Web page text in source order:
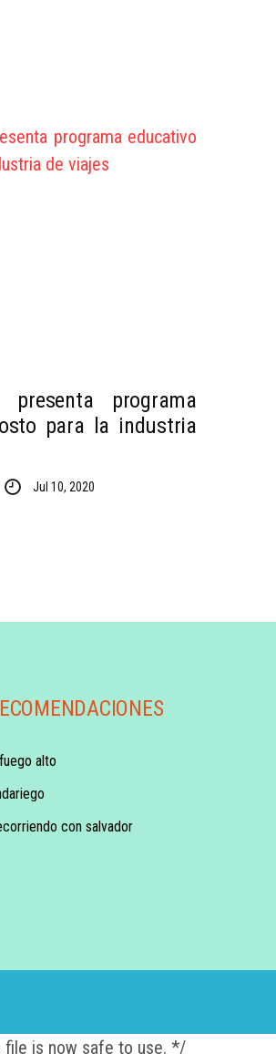
presenta programa
para la industria
Jul 10, 2020
alto
con salvador
file is now safe to use. */